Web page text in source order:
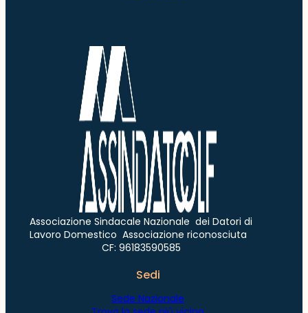
Associazione Sindacale Nazionale dei Datori di
Lavoro Domestico Associazione riconosciuta
CF: 96183590585
Sedi
Sede Nazionale